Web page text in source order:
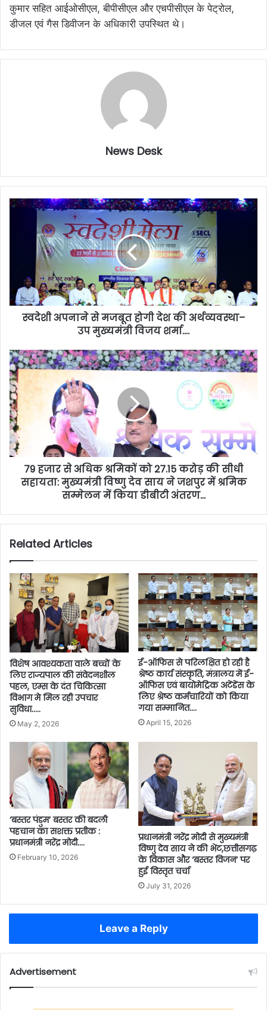
कुमार सहित आईओसीएल, बीपीसीएल और एचपीसीएल के पेट्रोल,
डीजल एवं गैस डिवीजन के अधिकारी उपस्थित थे।
News Desk
स्वदेशी अपनाने से मजबूत होगी देश की अर्थव्यवस्था–
उप मुख्यमंत्री विजय शर्मा….
79 हजार से अधिक श्रमिकों को 27.15 करोड़ की सीधी
सहायता: मुख्यमंत्री विष्णु देव साय ने जशपुर में श्रमिक
सम्मेलन में किया डीबीटी अंतरण…
Related Articles
विशेष आवश्यकता वाले बच्चों के
लिए राज्यपाल की संवेदनशील
पहल, एम्स के दंत चिकित्सा
विभाग मे मिल रही उपचार
सुविधा…..
May 2, 2026
ई-ऑफिस से परिलक्षित हो रही है
श्रेष्ठ कार्य संस्कृति, मंत्रालय में ई-
ऑफिस एवं बायोमेट्रिक अटेंडेंस के
लिए श्रेष्ठ कर्मचारियों को किया
गया सम्मानित….
April 15, 2026
‘बस्तर पंडुम’ बस्तर की बदली
पहचान का सशक्त प्रतीक :
प्रधानमंत्री नरेंद्र मोदी….
February 10, 2026
प्रधानमंत्री नरेंद्र मोदी से मुख्यमंत्री
विष्णु देव साय ने की भेंट,छत्तीसगढ़
के विकास और ‘बस्तर विजन’ पर
हुई विस्तृत चर्चा
July 31, 2026
Leave a Reply
Advertisement